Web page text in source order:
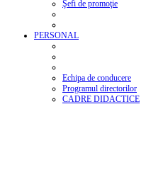
Şefi de promoţie
PERSONAL
Echipa de conducere
Programul directorilor
CADRE DIDACTICE